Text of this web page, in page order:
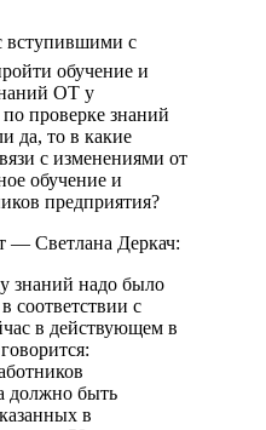
вступившими с
обучение и
ОТ у
проверке знаний
да, то в какие
с изменениями от
обучение и
предприятия?
— Светлана Деркач:
знаний надо было
соответствии с
в действующем в
должно быть
в